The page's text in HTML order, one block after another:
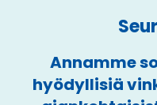
Annamme
hyödyllisiä